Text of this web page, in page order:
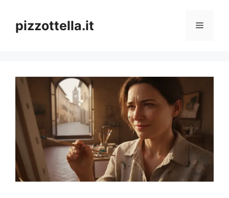
contenuto
pizzottella.it Menu